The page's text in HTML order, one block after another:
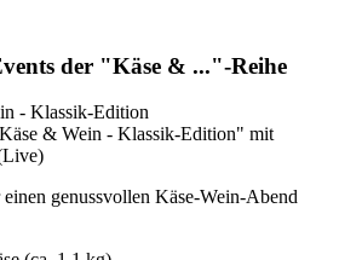
der "Käse & ..."-Reihe
& Wein - Klassik-Edition" mit
genussvollen Käse-Wein-Abend